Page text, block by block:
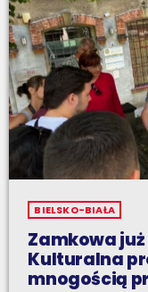
BIELSKO-BIAŁA
Zamkowa
Kulturalna
mnogością